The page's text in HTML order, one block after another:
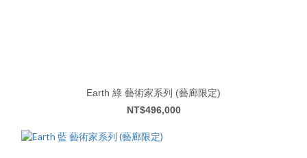
Earth 綠 藝術家系列 (藝廊限定)
NT$496,000